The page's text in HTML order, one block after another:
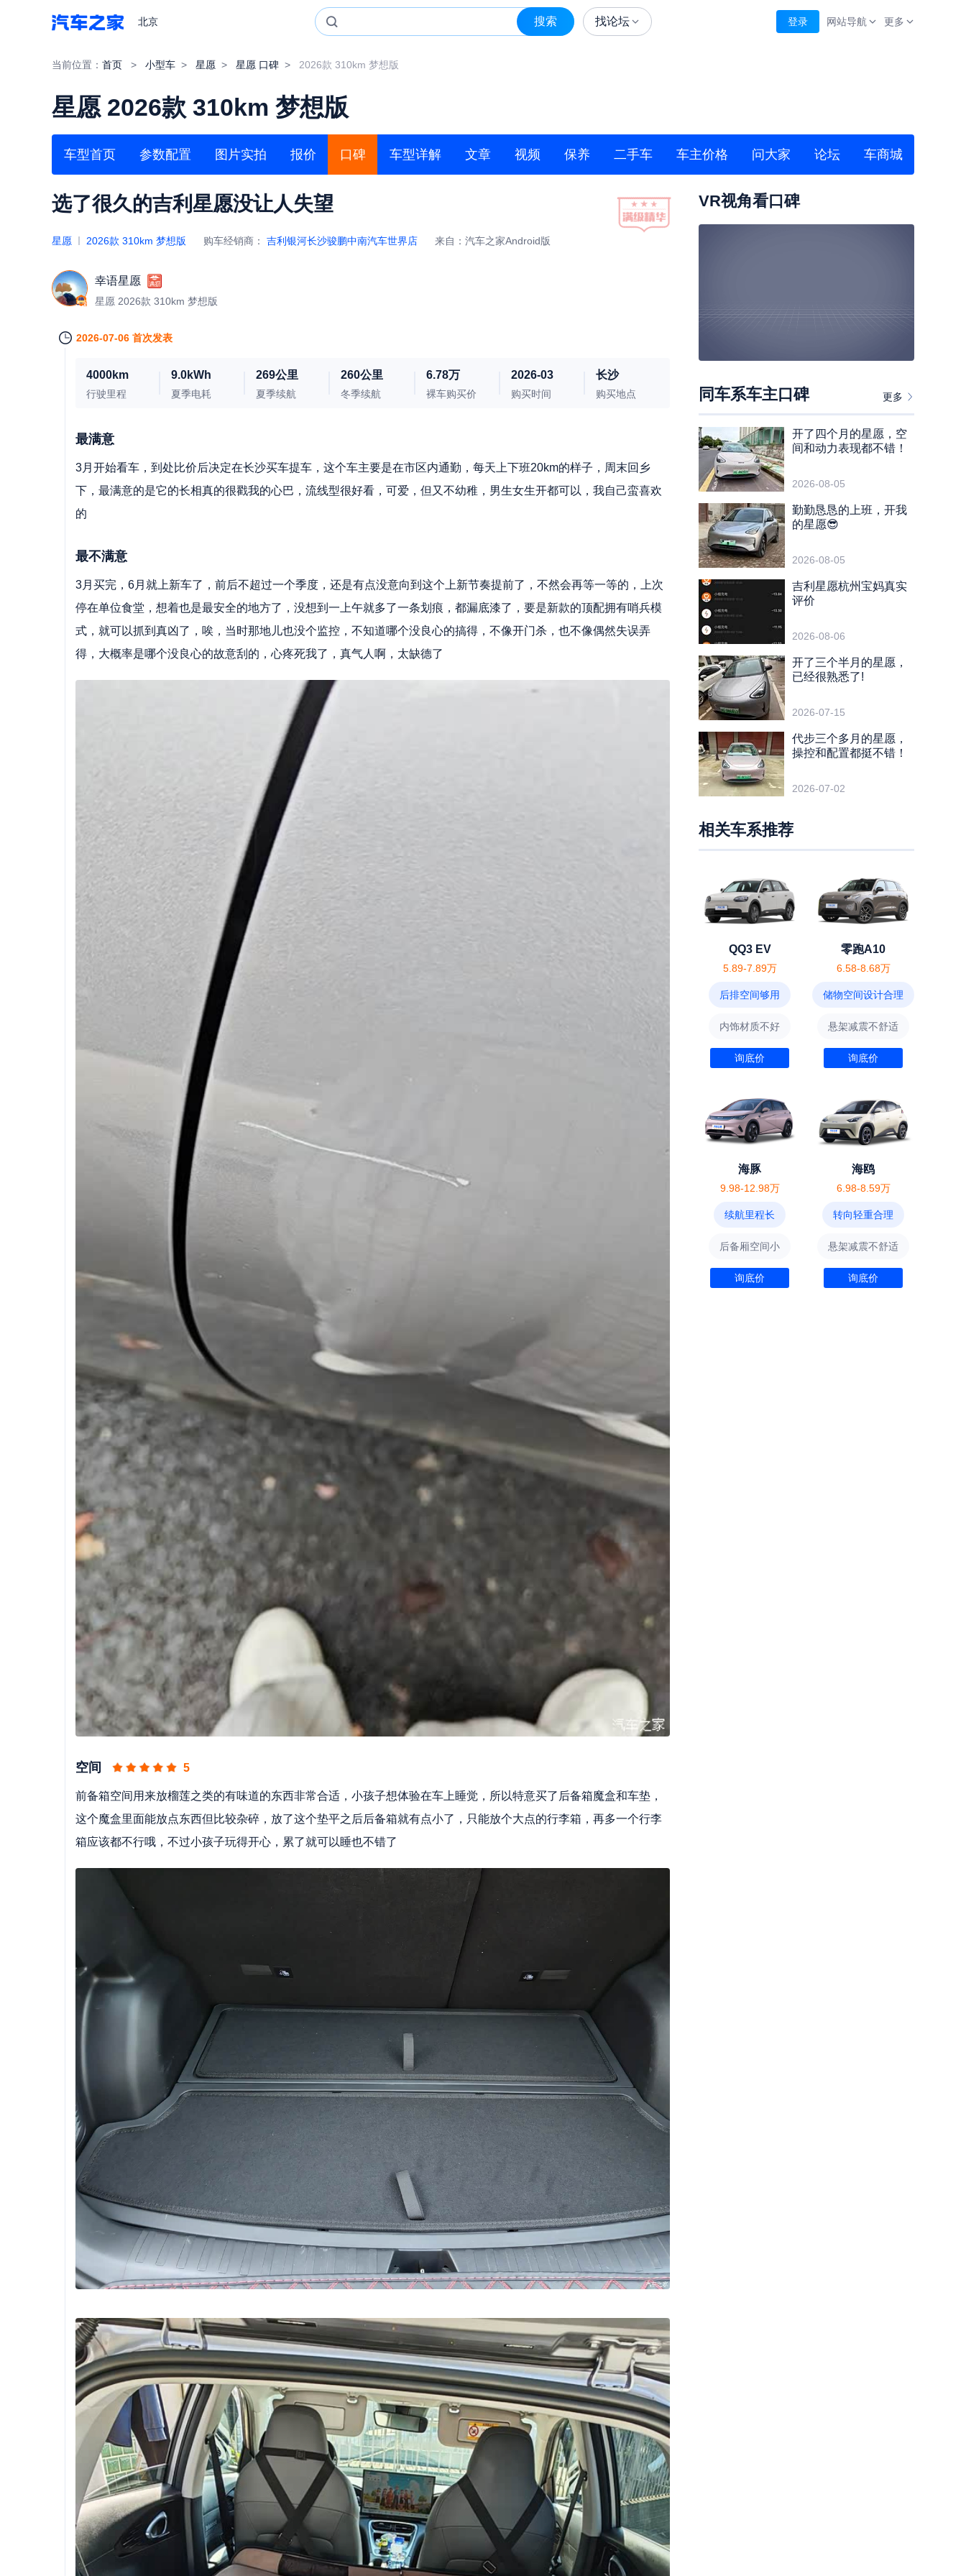
北京 搜索 找论坛 登录 网站导航 更多
当前位置： 首页 > 小型车 > 星愿 > 星愿 口碑 > 2026款 310km 梦想版
星愿 2026款 310km 梦想版
车型首页 参数配置 图片实拍 报价 口碑 车型详解 文章 视频 保养 二手车 车主价格 问大家 论坛 车商城
选了很久的吉利星愿没让人失望
星愿 2026款 310km 梦想版 购车经销商： 吉利银河长沙骏鹏中南汽车世界店 来自：汽车之家Android版
幸语星愿
星愿 2026款 310km 梦想版
2026-07-06 首次发表
4000km
行驶里程
9.0kWh
夏季电耗
269公里
夏季续航
260公里
冬季续航
6.78万
裸车购买价
2026-03
购买时间
长沙
购买地点
最满意
3月开始看车，到处比价后决定在长沙买车提车，这个车主要是在市区内通勤，每天上下班20km的样子，周末回乡
下，最满意的是它的长相真的很戳我的心巴，流线型很好看，可爱，但又不幼稚，男生女生开都可以，我自己蛮喜欢
的
最不满意
3月买完，6月就上新车了，前后不超过一个季度，还是有点没意向到这个上新节奏提前了，不然会再等一等的，上次
停在单位食堂，想着也是最安全的地方了，没想到一上午就多了一条划痕，都漏底漆了，要是新款的顶配拥有哨兵模
式，就可以抓到真凶了，唉，当时那地儿也没个监控，不知道哪个没良心的搞得，不像开门杀，也不像偶然失误弄
得，大概率是哪个没良心的故意刮的，心疼死我了，真气人啊，太缺德了
空间 5
前备箱空间用来放榴莲之类的有味道的东西非常合适，小孩子想体验在车上睡觉，所以特意买了后备箱魔盒和车垫，
这个魔盒里面能放点东西但比较杂碎，放了这个垫平之后后备箱就有点小了，只能放个大点的行李箱，再多一个行李
箱应该都不行哦，不过小孩子玩得开心，累了就可以睡也不错了
VR视角看口碑
同车系车主口碑 更多
开了四个月的星愿，空
间和动力表现都不错！
2026-08-05
勤勤恳恳的上班，开我
的星愿😎
2026-08-05
吉利星愿杭州宝妈真实
评价
2026-08-06
开了三个半月的星愿，
已经很熟悉了!
2026-07-15
代步三个多月的星愿，
操控和配置都挺不错！
2026-07-02
相关车系推荐
QQ3 EV
5.89-7.89万
后排空间够用
内饰材质不好
询底价
零跑A10
6.58-8.68万
储物空间设计合理
悬架减震不舒适
询底价
海豚
9.98-12.98万
续航里程长
后备厢空间小
询底价
海鸥
6.98-8.59万
转向轻重合理
悬架减震不舒适
询底价